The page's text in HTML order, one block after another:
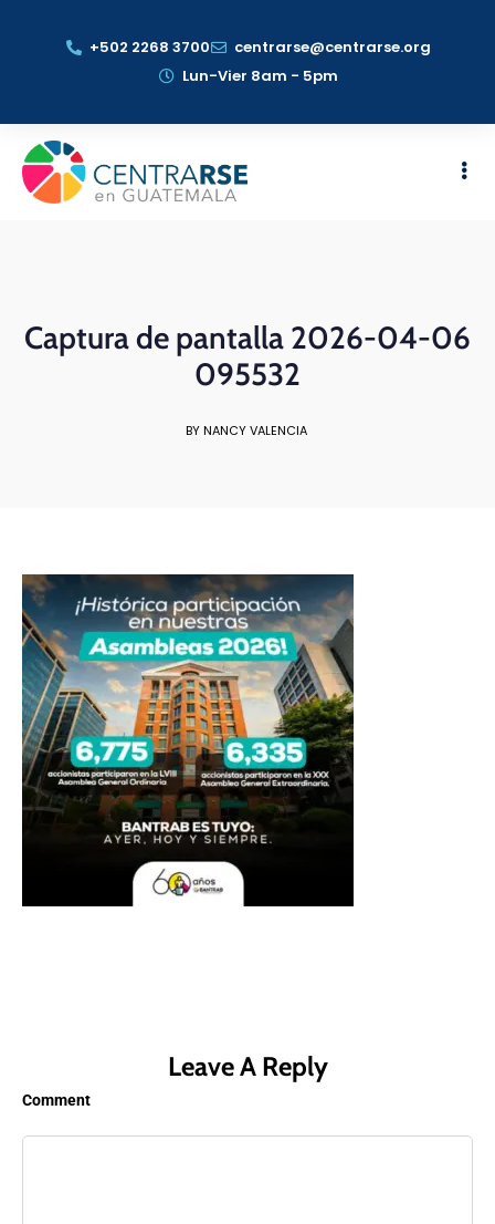
+502 2268 3700
centrarse@centrarse.org
Lun-Vier 8am - 5pm
Captura de pantalla 2026-04-06
095532
BY NANCY VALENCIA
Leave A Reply
Comment